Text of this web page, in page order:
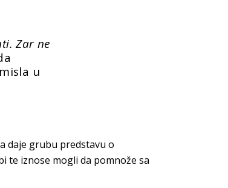
Zar ne
u
daje grubu predstavu o
te iznose mogli da pomnože sa